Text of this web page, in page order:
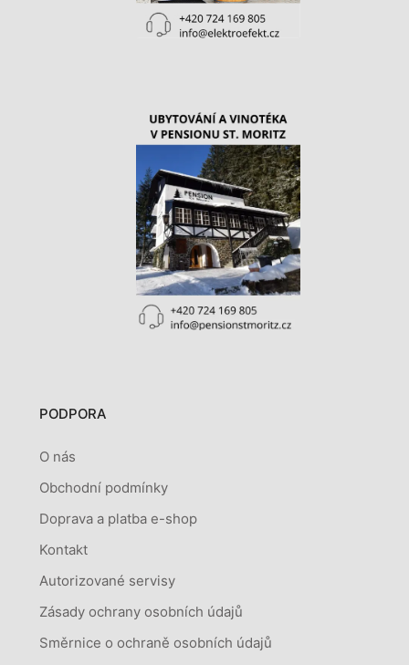
PODPORA
O nás
Obchodní podmínky
Doprava a platba e-shop
Kontakt
Autorizované servisy
Zásady ochrany osobních údajů
Směrnice o ochraně osobních údajů